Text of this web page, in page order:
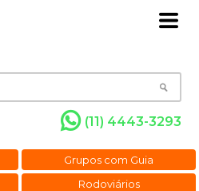
(11) 4443-3293
Grupos com Guia
Rodoviários